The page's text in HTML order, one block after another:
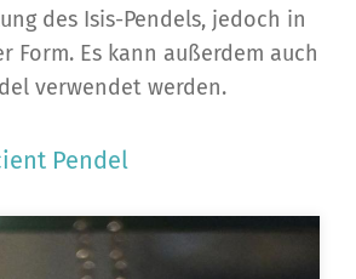
des Isis-Pendels, jedoch in
Form. Es kann außerdem auch
verwendet werden.
Pendel